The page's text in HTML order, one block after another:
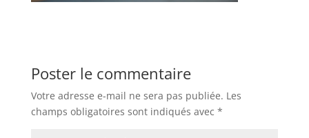
Poster le commentaire
Votre adresse e-mail ne sera pas publiée. Les
champs obligatoires sont indiqués avec *